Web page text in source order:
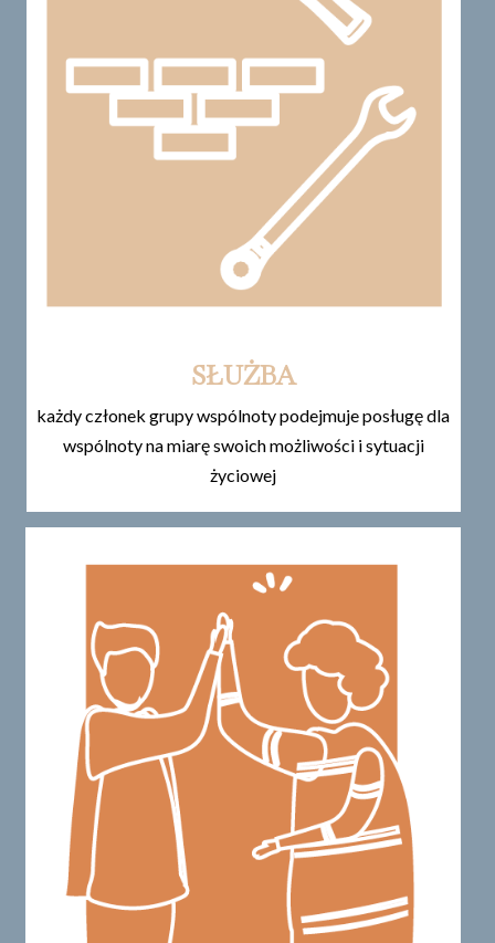
SŁUŻBA
każdy członek grupy wspólnoty podejmuje posługę dla
wspólnoty na miarę swoich możliwości i sytuacji
życiowej